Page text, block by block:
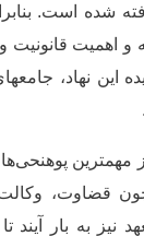
شده است.
و اهمیت
این نهاد،
مهمترین پوهنحی
قضاوت،
نیز به بار آیند